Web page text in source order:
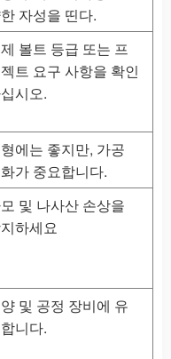
자성을 띤다.
볼트 등급 또는 프
트 요구 사항을 확인
시오.
에는 좋지만, 가공
가 중요합니다.
및 나사산 손상을
하세요
및 공정 장비에 유
니다.